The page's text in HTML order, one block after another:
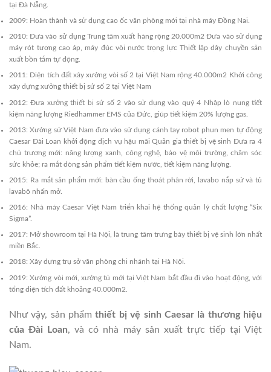
tại Đà Nẵng.
2009: Hoàn thành và sử dụng cao ốc văn phòng mới tại nhà máy Đồng Nai.
2010: Đưa vào sử dụng Trung tâm xuất hàng rộng 20.000m2 Đưa vào sử dụng
máy rót tương cao áp, máy đúc vòi nước trọng lực Thiết lập dây chuyền sản
xuất bồn tắm tự động.
2011: Diện tích đất xây xưởng vòi số 2 tại Việt Nam rộng 40.000m2 Khởi công
xây dựng xưởng thiết bị sứ số 2 tại Việt Nam
2012: Đưa xưởng thiết bị sứ số 2 vào sử dụng vào quý 4 Nhập lò nung tiết
kiệm năng lượng Riedhammer EMS của Đức, giúp tiết kiệm 20% lượng gas.
2013: Xưởng sứ Việt Nam đưa vào sử dụng cánh tay robot phun men tự động
Caesar Đài Loan khởi động dịch vụ hậu mãi Quản gia thiết bị vệ sinh Đưa ra 4
chủ trương mới: năng lượng xanh, công nghệ, bảo vệ môi trường, chăm sóc
sức khỏe; ra mắt dòng sản phẩm tiết kiệm nước, tiết kiệm năng lượng.
2015: Ra mắt sản phẩm mới: bàn cầu ống thoát phân rời, lavabo nắp sứ và tủ
lavabô nhấn mở.
2016: Nhà máy Caesar Việt Nam triển khai hệ thống quản lý chất lượng “Six
Sigma”.
2017: Mở showroom tại Hà Nội, là trung tâm trưng bày thiết bị vệ sinh lớn nhất
miền Bắc.
2018: Xây dựng trụ sở văn phòng chi nhánh tại Hà Nội.
2019: Xưởng vòi mới, xưởng tủ mới tại Việt Nam bắt đầu đi vào hoạt động, với
tổng diện tích đất khoảng 40.000m2.
Như vậy, sản phẩmthiết bị vệ sinh Caesar là thương hiệu
của Đài Loan, và có nhà máy sản xuất trực tiếp tại Việt
Nam.